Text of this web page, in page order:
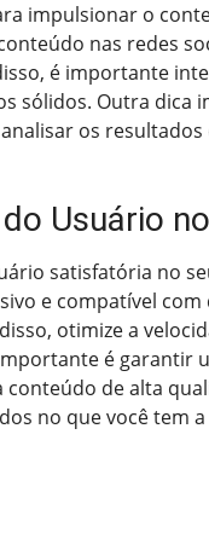
impulsionar o
nas redes
é importante
sólidos. Outra
os
Usuário
satisfatória no
e compatível
otimize a
é garantir
de alta
no que você tem